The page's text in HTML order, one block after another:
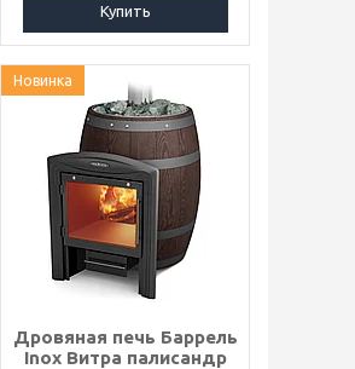
Купить
Новинка
Дровяная печь Баррель
Inox Витра палисандр